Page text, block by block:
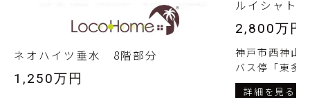
ネオハイツ垂水 8階部分
1,250万円
ルイシャト
2,800万円
神戸市西神山
バス停「東多
詳細を見る